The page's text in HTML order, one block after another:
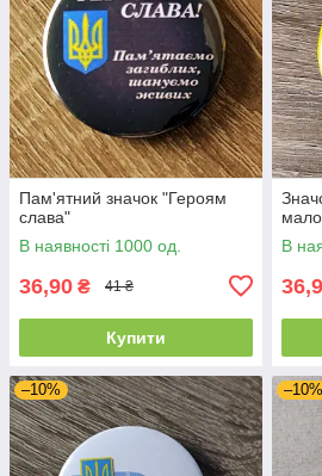
Пам'ятний значок "Героям
слава"
В наявності 1000 од.
36,90 ₴ 41 ₴
Купити
В
–10% –10%